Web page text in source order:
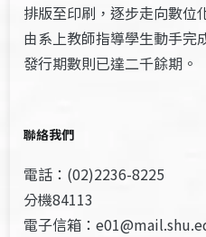
排版至印刷，逐步走向數位
由系上教師指導學生動手完
發行期數則已達二千餘期。
聯絡我們
電話：(02)2236-8225
分機84113
電子信箱：